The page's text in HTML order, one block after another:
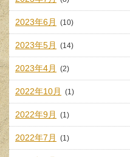
2023年6月 (10)
2023年5月 (14)
2023年4月 (2)
2022年10月 (1)
2022年9月 (1)
2022年7月 (1)